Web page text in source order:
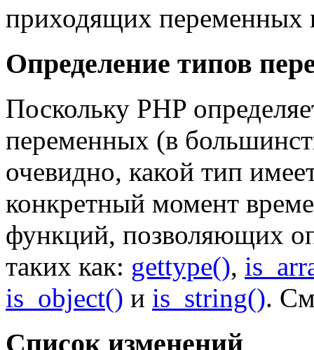
приходящих переменных
Определение типов
Поскольку PHP
переменных (в
очевидно, какой тип
конкретный момент
функций, позволяющих
таких как: gettype(),
is_object() и is_string().
Список изменений